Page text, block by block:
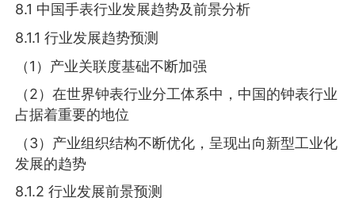
8.1 中国手表行业发展趋势及前景分析
8.1.1 行业发展趋势预测
（1）产业关联度基础不断加强
（2）在世界钟表行业分工体系中，中国的钟表行业
占据着重要的地位
（3）产业组织结构不断优化，呈现出向新型工业化
发展的趋势
8.1.2 行业发展前景预测